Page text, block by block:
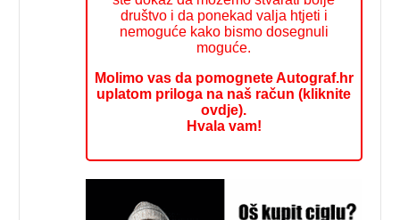
društvo i da ponekad valja htjeti i
nemoguće kako bismo dosegnuli
moguće.
Molimo vas da pomognete Autograf.hr
uplatom priloga na naš račun (kliknite
ovdje).
Hvala vam!